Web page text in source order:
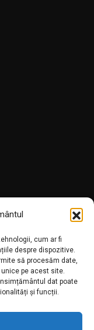
cum ar fi
despre dispozitive.
să procesăm date,
pe acest site.
dat poate
și funcții.
noi stiri din partea